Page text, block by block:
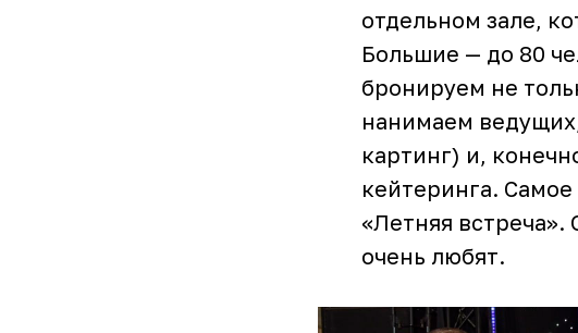
отдельном зале,
Большие — до 80
бронируем не
нанимаем
картинг) и,
кейтеринга.
«Летняя
очень любят.